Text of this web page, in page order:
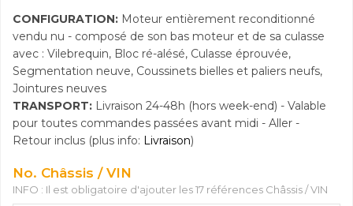
CONFIGURATION: Moteur entièrement reconditionné
vendu nu - composé de son bas moteur et de sa culasse
avec : Vilebrequin, Bloc ré-alésé, Culasse éprouvée,
Segmentation neuve, Coussinets bielles et paliers neufs,
Jointures neuves
TRANSPORT: Livraison 24-48h (hors week-end) - Valable
pour toutes commandes passées avant midi - Aller -
Retour inclus (plus info: Livraison)
No. Châssis / VIN
INFO : Il est obligatoire d'ajouter les 17 références Châssis / VIN